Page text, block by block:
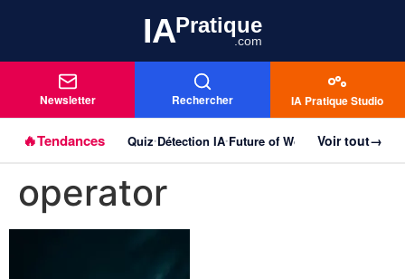
IAPratique
.com
Newsletter Rechercher IA Pratique Studio
🔥Tendances Quiz•Détection IA•Future of Work Agentique•
Voir tout→
Aller au
principal
operator